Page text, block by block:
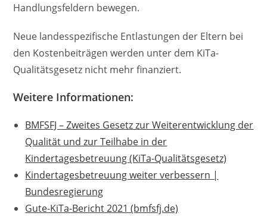
Handlungsfeldern bewegen.
Neue landesspezifische Entlastungen der Eltern bei
den Kostenbeiträgen werden unter dem KiTa-
Qualitätsgesetz nicht mehr finanziert.
Weitere Informationen:
BMFSFJ – Zweites Gesetz zur Weiterentwicklung der
Qualität und zur Teilhabe in der
Kindertagesbetreuung (KiTa-Qualitätsgesetz)
Kindertagesbetreuung weiter verbessern |
Bundesregierung
Gute-KiTa-Bericht 2021 (bmfsfj.de)